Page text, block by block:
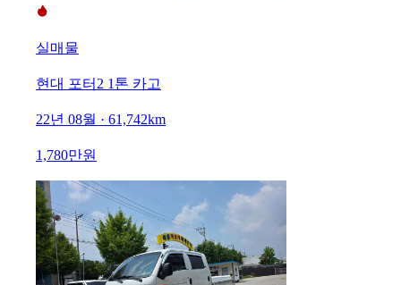
실매물
현대 포터2 1톤 카고
22년 08월 · 61,742km
1,780만원